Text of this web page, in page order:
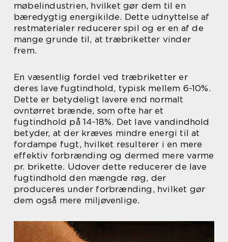
møbelindustrien, hvilket gør dem til en
bæredygtig energikilde. Dette udnyttelse af
restmaterialer reducerer spil og er en af de
mange grunde til, at træbriketter vinder
frem.
En væsentlig fordel ved træbriketter er
deres lave fugtindhold, typisk mellem 6-10%.
Dette er betydeligt lavere end normalt
ovntørret brænde, som ofte har et
fugtindhold på 14-18%. Det lave vandindhold
betyder, at der kræves mindre energi til at
fordampe fugt, hvilket resulterer i en mere
effektiv forbrænding og dermed mere varme
pr. brikette. Udover dette reducerer de lave
fugtindhold den mængde røg, der
produceres under forbrænding, hvilket gør
dem også mere miljøvenlige.